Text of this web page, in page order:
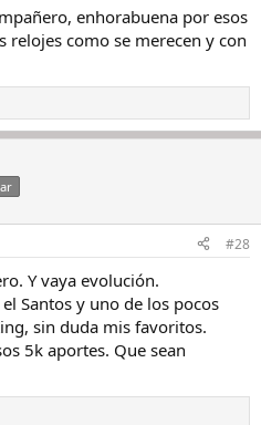
enhorabuena por esos
relojes como se merecen y con
#28
Y vaya evolución.
Santos y uno de los pocos
sin duda mis favoritos.
5k aportes. Que sean